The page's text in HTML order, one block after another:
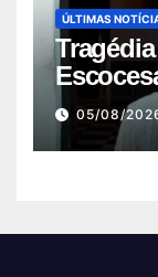
ÚLTIMAS
Mala
05/08/